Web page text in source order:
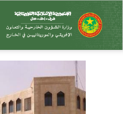
المحتوى
بيان توعوى بشأن
المتحدة الأمريكية